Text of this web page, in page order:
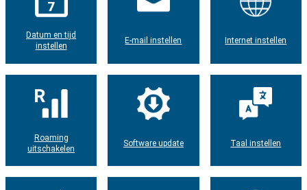
Datum en tijd
instellen
E-mail instellen Internet instellen
Roaming
uitschakelen
Software update Taal instellen